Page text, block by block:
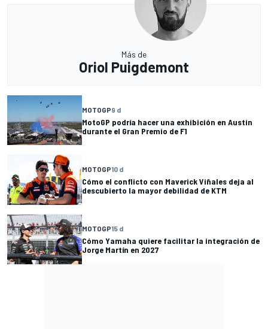
Más de
Oriol Puigdemont
MOTOGP9 d
MotoGP podría hacer una exhibición en Austin
durante el Gran Premio de F1
MOTOGP10 d
Cómo el conflicto con Maverick Viñales deja al
descubierto la mayor debilidad de KTM
MOTOGP15 d
Cómo Yamaha quiere facilitar la integración de
Jorge Martín en 2027